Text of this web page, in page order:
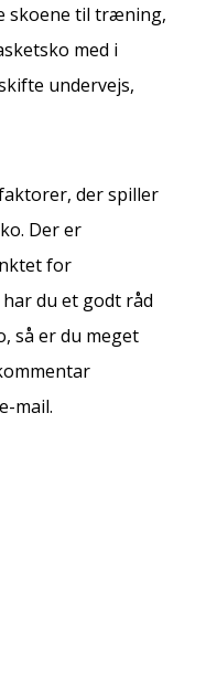
skoene til træning,
med i
undervejs,
der spiller
Der er
for
du et godt råd
så er du meget
mail.